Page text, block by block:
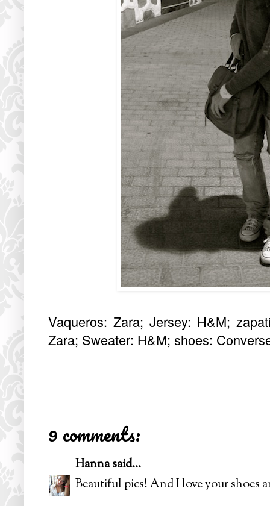
Vaqueros: Zara; Jersey: H&M;
Zara; Sweater: H&M; shoes:
9 comments:
Hannasaid...
Beautiful pics! And I love your shoes